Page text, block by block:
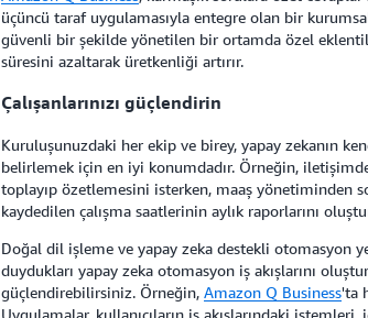
üçüncü taraf uygulamasıyla entegre olan bir
güvenli bir şekilde yönetilen bir ortamda özel
süresini azaltarak üretkenliği artırır.
Çalışanlarınızı güçlendirin
Kuruluşunuzdaki her ekip ve birey, yapay zekanın
belirlemek için en iyi konumdadır. Örneğin,
toplayıp özetlemesini isterken, maaş yönetiminden
kaydedilen çalışma saatlerinin aylık raporlarını
Doğal dil işleme ve yapay zeka destekli otomasyon
duydukları yapay zeka otomasyon iş akışlarını
güçlendirebilirsiniz. Örneğin, Amazon Q Business'ta
Uygulamalar, kullanıcıların iş akışlarındaki